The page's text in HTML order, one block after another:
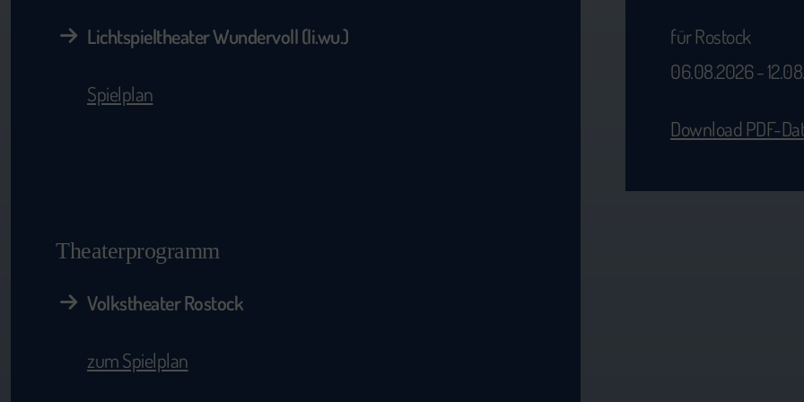
Lichtspieltheater Wundervoll (li.wu.)
Spielplan
für Rostock
06.08.2026 -
Download PDF-
Theaterprogramm
Volkstheater Rostock
zum Spielplan